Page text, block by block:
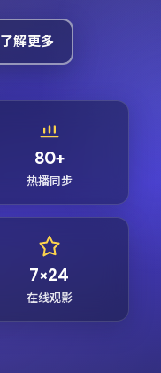
了解更多
80+
热播同步
7×24
在线观影